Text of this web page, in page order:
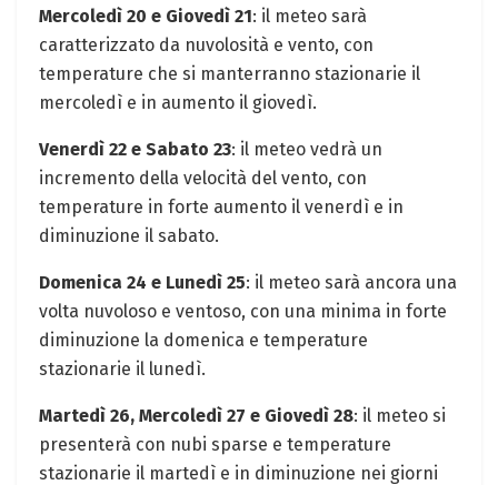
Mercoledì 20 e Giovedì 21: il meteo sarà
caratterizzato da nuvolosità e vento, con
temperature che si manterranno stazionarie il
mercoledì e in aumento il giovedì.
Venerdì 22 e Sabato 23: il meteo vedrà un
incremento della velocità del vento, con
temperature in forte aumento il venerdì e in
diminuzione il sabato.
Domenica 24 e Lunedì 25: il meteo sarà ancora una
volta nuvoloso e ventoso, con una minima in forte
diminuzione la domenica e temperature
stazionarie il lunedì.
Martedì 26, Mercoledì 27 e Giovedì 28: il meteo si
presenterà con nubi sparse e temperature
stazionarie il martedì e in diminuzione nei giorni